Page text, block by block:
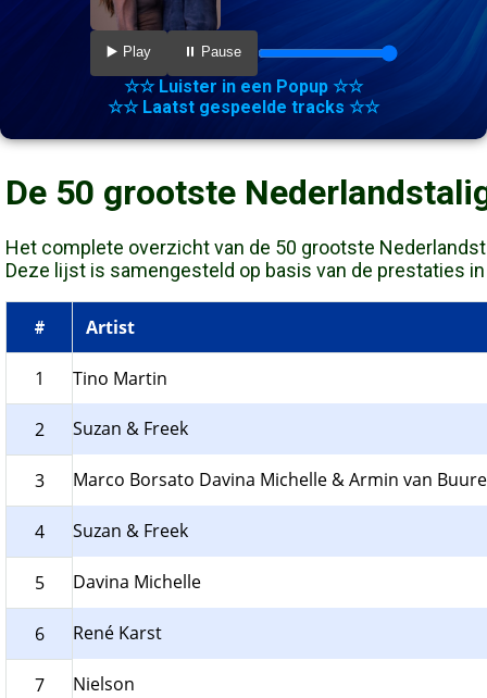
▶️ Play ⏸️ Pause
☆☆ Luister in een Popup ☆☆
☆☆ Laatst gespeelde tracks ☆☆
De 50 grootste
Het complete overzicht van de 50 grootste
Deze lijst is samengesteld op basis van de prestaties
# Artist
1 Tino Martin
2 Suzan & Freek
3 Marco Borsato Davina Michelle & Armin van
4 Suzan & Freek
5 Davina Michelle
6 René Karst
7 Nielson